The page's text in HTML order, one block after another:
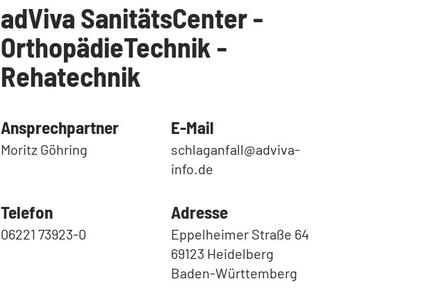
adViva SanitätsCenter -
OrthopädieTechnik -
Rehatechnik
Ansprechpartner
Moritz Göhring
E-Mail
schlaganfall@adviva-
info.de
Telefon
06221 73923-0
Adresse
Eppelheimer Straße 64
69123 Heidelberg
Baden-Württemberg